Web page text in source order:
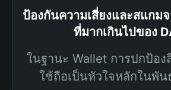
ป้องกันความเสี่ยงและสแกม
ที่มากเกินไปของ
ในฐานะ Wallet การปกป้อ
ใช้ถือเป็นหัวใจหลักในพัน